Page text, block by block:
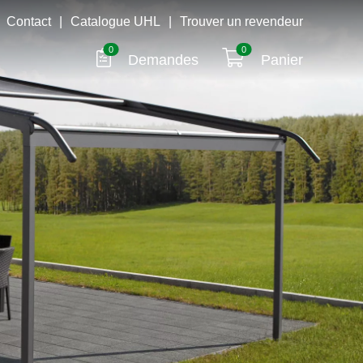
Contact Catalogue UHL Trouver un revendeur
0
Demandes
0
Panier